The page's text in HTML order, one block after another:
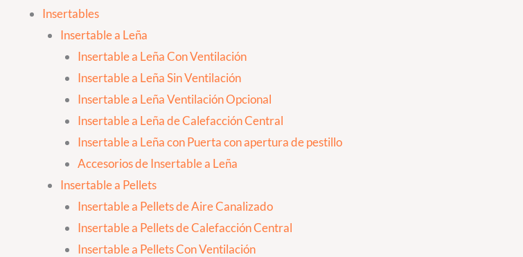
Insertables
Insertable a Leña
Insertable a Leña Con Ventilación
Insertable a Leña Sin Ventilación
Insertable a Leña Ventilación Opcional
Insertable a Leña de Calefacción Central
Insertable a Leña con Puerta con apertura de pestillo
Accesorios de Insertable a Leña
Insertable a Pellets
Insertable a Pellets de Aire Canalizado
Insertable a Pellets de Calefacción Central
Insertable a Pellets Con Ventilación